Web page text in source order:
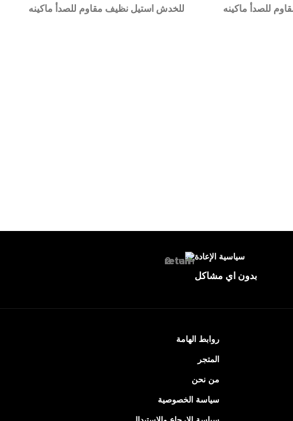
للصدأ ماكينه
للخدش استيل نظيف مقاوم للصدأ ماكينه
سياسية الإعادة
بدون اي مشاكل
روابط الهامة
المتجر
من نحن
سياسة الخصوصية